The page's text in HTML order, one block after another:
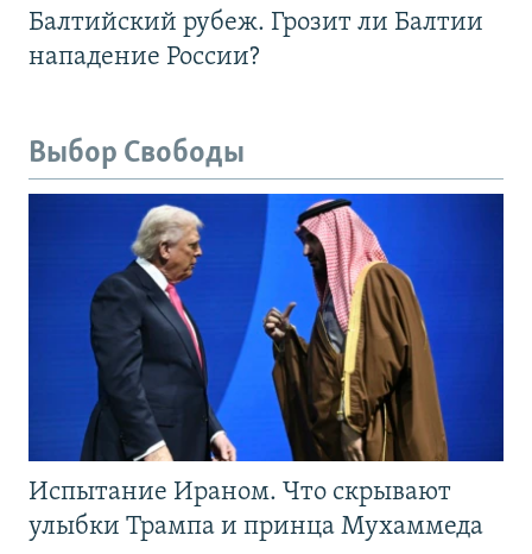
Балтийский рубеж. Грозит ли Балтии
нападение России?
Выбор Свободы
Испытание Ираном. Что скрывают
улыбки Трампа и принца Мухаммеда